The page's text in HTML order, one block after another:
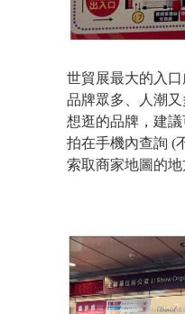
世貿展最大的入
品牌眾多 、人潮
想逛的品牌，建
拍在手機內查詢 (
索取商家地圖的地